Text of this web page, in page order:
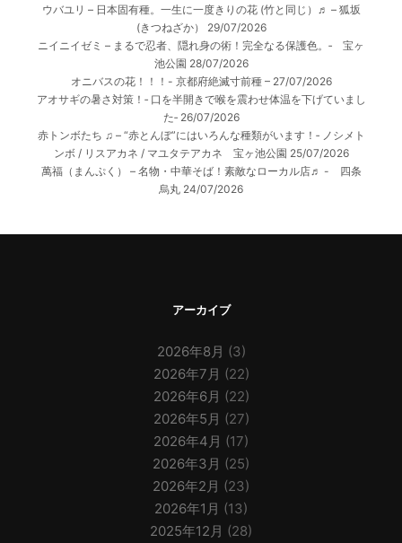
ウバユリ – 日本固有種。一生に一度きりの花 (竹と同じ）♬ – 狐坂
(きつねざか）
29/07/2026
ニイニイゼミ – まるで忍者、隠れ身の術！完全なる保護色。‐ 宝ヶ
池公園 28/07/2026
オニバスの花！！！- 京都府絶滅寸前種 – 27/07/2026
アオサギの暑さ対策！‐ 口を半開きで喉を震わせ体温を下げていまし
た‐ 26/07/2026
赤トンボたち ♫ – “赤とんぼ”にはいろんな種類がいます！‐ ノシメト
ンボ / リスアカネ / マユタテアカネ 宝ヶ池公園 25/07/2026
萬福（まんぷく） – 名物・中華そば！素敵なローカル店♬ - 四条
烏丸 24/07/2026
アーカイブ
2026年8月 (3)
2026年7月 (22)
2026年6月 (22)
2026年5月 (27)
2026年4月 (17)
2026年3月 (25)
2026年2月 (23)
2026年1月 (13)
2025年12月 (28)